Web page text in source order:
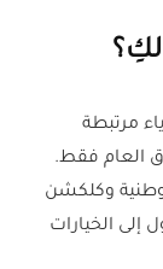
لكِ؟
مرتبطة
العام فقط.
وكلكشن
الخيارات